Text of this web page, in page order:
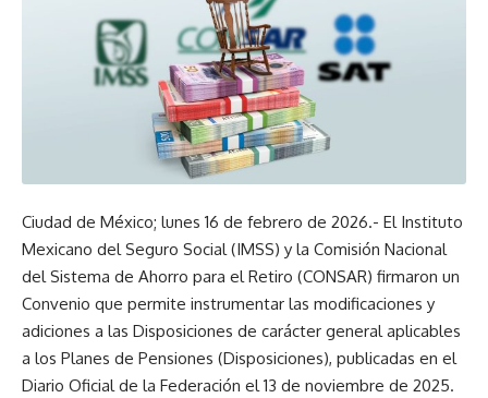
Ciudad de México; lunes 16 de febrero de 2026.- El Instituto
Mexicano del Seguro Social (IMSS) y la Comisión Nacional
del Sistema de Ahorro para el Retiro (CONSAR) firmaron un
Convenio que permite instrumentar las modificaciones y
adiciones a las Disposiciones de carácter general aplicables
a los Planes de Pensiones (Disposiciones), publicadas en el
Diario Oficial de la Federación el 13 de noviembre de 2025.